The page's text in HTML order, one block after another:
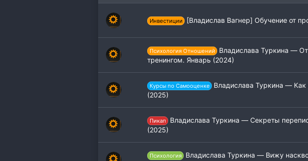
Инвестиции [Владислав Вагнер] Обучение от
Психология Отношений
Владислава Туркина ―
тренингом. Январь (2024)
Курсы по Самооценке
Владислава Туркина ― Как
(2025)
Пикап
Владислава Туркина ― Секреты
(2025)
Психология
Владислава Туркина ― Вижу